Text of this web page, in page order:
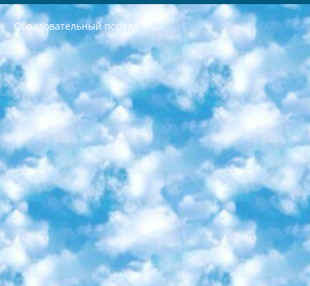
Образовательный портал
РЕСПУБЛИКА УЗБЕКИСТАН МИНИСТРЕРСТВО ДОШКОЛЬНОГО И ШКОЛЬНОГО ОБРАЗОВАНИЯ КОМАНДА в общеобразовательных учреждениях в 2023-2024 учебном году организация и проведение итоговой государственной аттестации обучающихся о Министра дошкольного и школьного образования Республики Узбекистан от 4 марта 2008 года (постановлением Минюста от 20 марта 2008 года № 1778 государственной регистрации) «Итоговое состояние учащихся общего среднего образования на основании положения об утверждении положения об аттестации общего среднего образования выпускной экзамен студентов в образовательных учреждениях в 2023-2024 учебном году В целях организации и прохождения аттестации приказываю: 1. Следующее: перечень предметов, по которым будет проводиться итоговая государственная аттестация и экзамен формы перевода согласно приложению 1; сертификаты международного образца, оценивающие уровень владения иностранными языками перечень согласно приложению 2; 2. Педагогический при специализированных образовательных учреждениях. научно-практический центр квалификации и международной оценки (Д.Давидова) 2024 г. До 25 марта: задания по предметам, по которым будет проводиться итоговая аттестация разработка и утверждение технических условий; итоговая аттестация на основании разработанного предметного задания разработка вопросов по предметам (устно и письменно), экзамен передача; общеобразовательные средние школы и специальные учебные заведения учащиеся выпускных классов школ и интернатов в агентской системе подготовка базы данных экзаменационных материалов и критериев оценки; перевод базы экзаменационных материалов на все языки обучения подать в Республиканский образовательный центр для изготовления; варианты экзаменов на основе разработанных контрольных материалов пусть будут поставлены задачи формирования. 3. Республиканский образовательный центр (Ш.Худайкулов) до 5 апреля 2024 года. до: база данных предоставленных экзаменационных материалов на все языки обучения перевод и экспертиза; для слепых, слабовидящих, глухих, слабослышащих и умственно отсталых детей учащиеся выпускных классов специализированных школ и школ-интернатов база данных экзаменационных материалов на всех преподаваемых языках подготовка критериев оценки; специализированные школы для умственно отсталых детей и технологии для учащихся выпускных классов школ-интернатов разработка соответствующих рекомендаций и критериев проведения ЕГЭ по естествознанию давать задания. 4. Педагогический при специализированных образовательных учреждениях. Научно-практический центр навыков и международной оценки (Д.Давидова), Республика образовательный центр (Худайкулов Ш.) итоговый государственный аттестационный экзамен ориентирован на творческое и логическое мышление при подготовке базы материалов учитывать введение заданий. 5. Следует отметить, что: сертификат государственного образца о знании общеобразовательного предмета и как минимум национальный уровень B1 по предметам на иностранных языках, указанным в Приложении 2. или международно признанный сертификат эквивалентного уровня студенты, изучающие определенный предмет, освобождаются от экзамена; по соответствующим предметам запланирована итоговая государственная аттестация за день до дня, путем жеребьевки Рабочей группой (в письменной форме по предметам, проводимым в форме) из числа сформированных вариантов выбрано 2 варианта; 2 выбранных варианта экзамена анонсированы на официальном сайте министерства и все выпускники по всей стране на основе этих вариантов проводит итоговую государственную аттестацию. 6. Государственное образование учащихся средних общеобразовательных учреждений. знания в соответствии с квалификационными требованиями, которые необходимо приобрести на основании стандартов итоговый (выпускной) контроль для 9 и 11 классов в целях тестирования Экзамены (далее – экзамены) состоят из предметов, перечисленных в приложении 1. будет сделано. 7. Экзамены пройдут с 26 мая по 15 июня 2024 г. (кроме науки физического воспитания). 8. Физическая для учащихся 9 классов общесредних образовательных учреждений. Экзамены по предмету «Образование, квалификация медицина» 1-6 мая 2024 года. сотрудники перевести под присмотр (с отклонениями в физическом или умственном развитии) специализированная школа для детей, школы-интернаты и со сколиозом школы-интернаты санаторного типа для больных детей исключены). 9. Он был слепым, слабовидящим и имел нарушения опорно-двигательного аппарата. экзамены в специализированных школах и интернатах для детей должны проводиться исходя из требований, предъявляемых к общеобразовательным учреждениям (физкультура кроме науки). 10. Специализированная школа для глухих и слабослышащих детей. и экзамены в интернатах и быть реализован в виде письменного теста по математике. 11. Специальность для умственно отсталых детей. Для 9 класса Родной язык и литературное письмо Государственный язык (язык обучения – узбекский). для неклассов) написано Математическое письмо Письменная/устная история Узбекистана Физическое воспитание практично Итоговый контроль Для 11 класса Написание родного языка и литературы (эссе) Математическое письмо Узбекский язык (обучение на узбекском языке) не посещающее общее среднее образование для учреждений)/Образовательное учреждение выбор письменный и устный Иностранный язык письменный/устный Письменная/устная история Узбекистана *По выбору студента:  Химия  Физика  Основы государственного права  География 10 бесплатных образовательных ресурсов - Мы составили подборку онлайн-проектов с интерактивными упражнениями, видеолекциями и статьями. Они помогут вам обрести новые и освежить старые знания бесплатно. 1. «ИНТУИТ» Старейшая образовательная площадка Рунета. Здесь вы найдёте сотни текстовых и видеокурсов на десятки различных тем — от программирования до психологии. Многие курсы подготовлены российскими университетами и крупными международными компаниями вроде Intel и Microsoft. Самостоятельное обучение бесплатное, но желающие могут оплатить услуги персональных наставников. 2. «Смартия» знакомит с актуальными профессиями и подсказывает, как им обучаться. Выбрав заинтересовавшую вас специальность — SMM-специалист, фотограф, веб-дизайнер или другую, — увидите список необходимых для неё умений. Чтобы вы могли освоить их самостоятельно, для каждого умения площадка отображает подборку ссылок на учебные материалы. Хотя «Смартия» ориентируется на русскоязычную аудиторию, часть контента всё же доступна только на английском. 3. «Лекторий Физтеха» Проект Московского физико-технического института (Физтеха). С его помощью вы можете смотреть онлайн серии лекций, записанные на видео в этом вузе. В числе доступных предметов — физика, биология, химия, информационные технологии и другие. К некоторым лекциям администрация ресурса прилагает готовые конспекты, которые можно скачивать в PDF-формате. 4. ITMOcourses Онлайн-площадка Санкт-Петербургского национального исследовательского университета информационных технологий, механики и оптики (ИТМО). Ресурс предоставляет свободный доступ к курсам, разработанным в этом вузе. Каталог материалов разбит на четыре категории: «Оптические системы и технологии», «Приборостроение и робототехника», «Информационные технологии» и «Биотехнологии». Курсы состоят из видеолекций, интерактивных демонстраций и заданий. 5. «КиберЛенинка» Электронная научная библиотека открытого доступа. Каталог площадки регулярно обрастает текстами статей из различных научных изданий. Сгруппированные по журналам и рубрикам публикации можно читать онлайн или скачивать целиком в PDF-формате. Проект нацелен на популяризацию науки за счёт открытого доступа к качественной информации. 6. «ПостНаука» На этом ресурсе публикуют подборки видеолекций, составленные экспертами из разных отраслей и объединённые общими темами. Среди них, к примеру, есть серии «Биоинформатика и геномика», «Культура средневековой Скандинавии» и Cinema Studies о теории кино. Каждая подборка лекций — логически связанная история, рассказанная экспертом от первого лица. Кроме того, на сайте появляются научно-образовательные статьи и тесты на разные темы. 7. «Newочём» Команда проекта «Newочём» отбирает самые интересные тексты из англоязычных СМИ и переводит те из них, за которые голосуют участники сообщества «ВКонтакте». По большей части это научно-популярные статьи. Редакторы придумывают лишь заголовки, в остальном содержание переводов соответствует оригиналам. Полные тексты можно читать прямо в социальной сети. 8. InternetUrok Онлайн-база материалов по основным дисциплинам школьной программы. Информация на сайте структурирована по классам, предметам и темам (урокам). Каждый урок состоит из видеолекций и конспектов. Есть также интерактивные тренажёры и тесты для закрепления пройденного материала. Даже если вы давно окончили школу, возможность повторить программу старших классов всегда может пригодиться. 9. Edutainme Ещё один ресурс об образовании. В отличие от Newtonew, как мне кажется, Edutainme больше ориентируется на представителей индустрии: педагогов, предпринимателей, разработчиков образовательных проектов. Но и любой, кто просто стремится к саморазвитию, найдёт на сайте много полезного и интересного для себя. Например, информацию о новых курсах и образовательных сервисах. 10. Newtonew Онлайн-медиа об образовании и обучении в широком смысле. Авторы Newtonew пишут об инструментах, заведениях, тактиках и стратегиях, которые помогают учить других и получать новые знания самостоятельно. На этой площадке вы найдёте новости, обзоры, аналитические мат